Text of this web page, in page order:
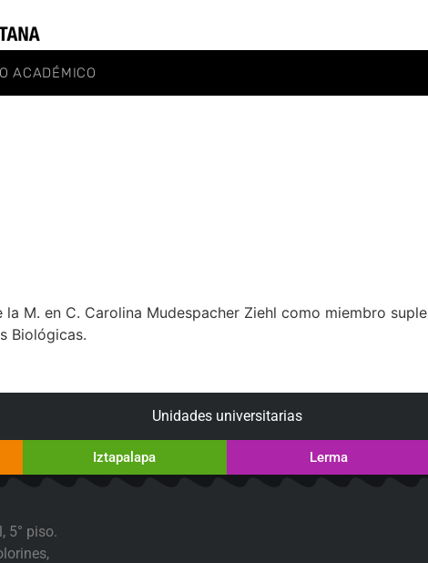
ACADÉMICO
M. en C. Carolina Mudespacher Ziehl como miembro
Biológicas.
Unidades universitarias
Iztapalapa Lerma
5° piso.